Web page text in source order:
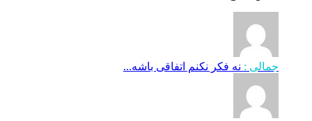
جمالی : نه فکر نکنم اتفاقی باشه...